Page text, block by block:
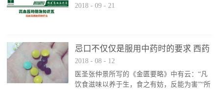
2018 - 09 - 21
忌口不仅仅是服用中药时的要求 西药
同样适用
2018 - 08 - 12
医圣张仲景所写的《金匮要略》中有云：“凡
饮食滋味以养于生，食之有妨，反能为害”“所